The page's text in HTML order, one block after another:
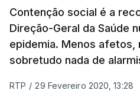
Contenção social é a
Direção-Geral da Saúde
epidemia. Menos afetos,
sobretudo nada de
RTP / 29 Fevereiro 2020, 13:28